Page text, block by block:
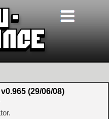
(29/06/08)